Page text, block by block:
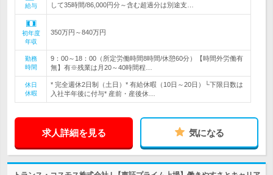
給与
して35時間/86,000円分～含む超過分は別途支…
初年度
年収
350万円～840万円
勤務
時間
9：00～18：00（所定労働時間8時間/休憩60分）【時間外労働有
無】有※残業は月20～40時間程…
休日
休暇
* 完全週休2日制（土日）* 有給休暇（10日～20日）└下限日数は
入社半年後に付与* 産前・産後休…
求人詳細を見る 気になる